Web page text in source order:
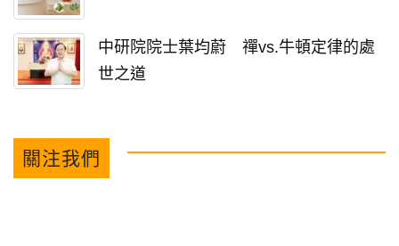
中研院院士葉均蔚 禪vs.牛頓定律的處
世之道
關注我們